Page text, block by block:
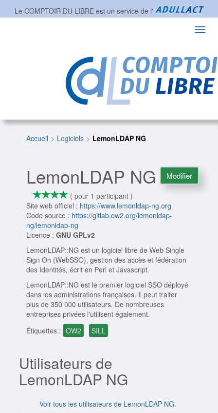
Le COMPTOIR DU LIBRE est un service de l'
Accueil Logiciels LemonLDAP NG
LemonLDAP NG
*** *
4/4
( pour 1 participant )
Site web officiel : https://www.lemonldap-ng.org
Code source : https://gitlab.ow2.org/lemonldap-
ng/lemonldap-ng
Licence :GNU GPLv2
LemonLDAP::NG est un logiciel libre de Web Single
Sign On (WebSSO), gestion des accès et fédération
des Identités, écrit en Perl et Javascript.
LemonLDAP::NG est le premier logiciel SSO déployé
dans les administrations françaises. Il peut traiter
plus de 350 000 utilisateurs. De nombreuses
entreprises privées l'utilisent également.
Étiquettes : OW2 SILL
Modifier
Utilisateurs de
LemonLDAP NG
Voir tous les utilisateurs de LemonLDAP NG.